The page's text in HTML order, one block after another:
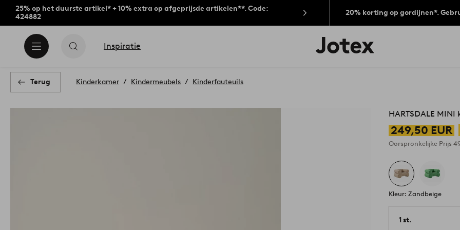
25% op het duurste artikel* + 10% extra op afgeprijsde artikelen**. Code:
424882
20% korting op gordijnen*.
Inspiratie
Jotex
logo
Terug Kinderkamer Kindermeubels Kinderfauteuils
HARTSDALE
249,50 EUR
Oorspronkelijke Prijs
Kleur: Zandbeige
1 st.